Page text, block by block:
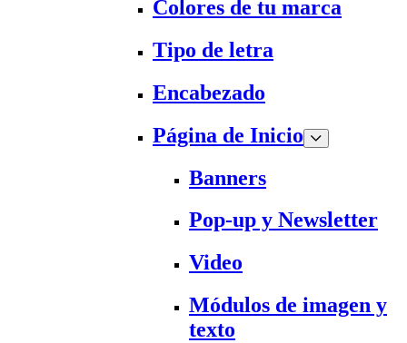
Colores de tu marca
Tipo de letra
Encabezado
Página de Inicio
Banners
Pop-up y Newsletter
Video
Módulos de imagen y
texto